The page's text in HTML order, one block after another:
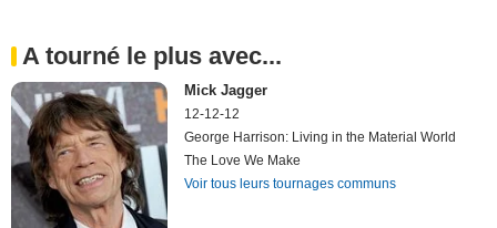
A tourné le plus avec...
Mick Jagger
12-12-12
George Harrison: Living in the Material World
The Love We Make
Voir tous leurs tournages communs